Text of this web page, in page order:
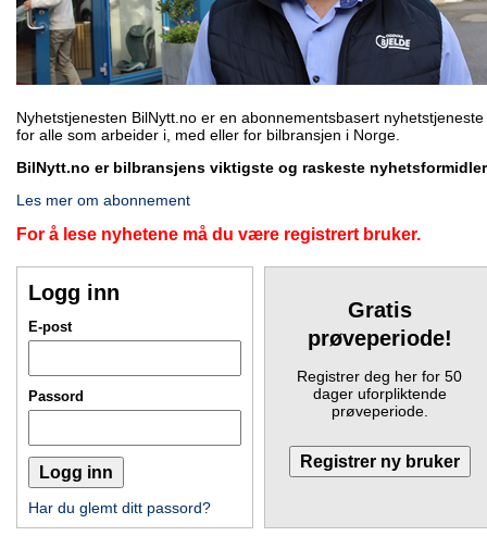
Nyhetstjenesten BilNytt.no er en abonnementsbasert nyhetstjeneste
for alle som arbeider i, med eller for bilbransjen i Norge.
BilNytt.no er bilbransjens viktigste og raskeste
Les mer om abonnement
For å lese nyhetene må du være registrert bruker.
Logg inn
E-post
Passord
Har du glemt ditt passord?
Gratis
prøveperiode!
Registrer deg her for 50
dager uforpliktende
prøveperiode.